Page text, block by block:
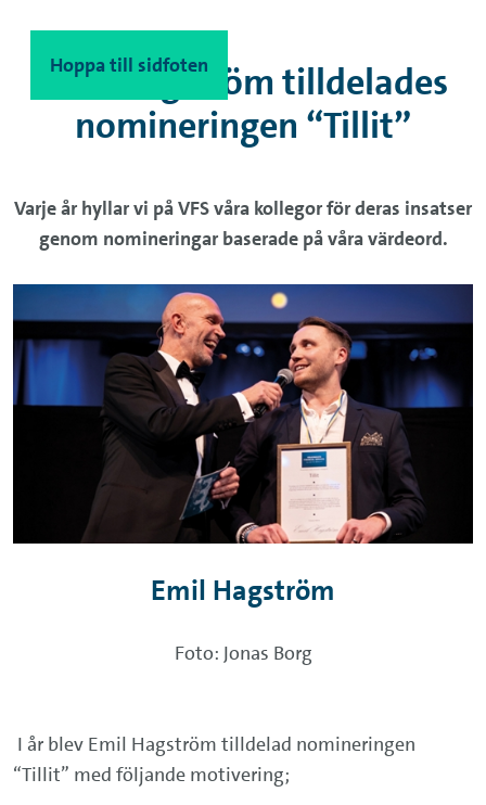
Hoppa till innehåll
Hoppa till sidfoten
Emil Hagström tilldelades
nomineringen “Tillit”
Varje år hyllar vi på VFS våra kollegor för deras insatser
genom nomineringar baserade på våra värdeord.
Emil Hagström
Foto: Jonas Borg
I år blev Emil Hagström tilldelad nomineringen
“Tillit” med följande motivering;